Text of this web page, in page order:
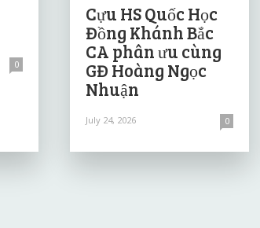
0
Cựu HS Quốc Học
Đồng Khánh Bắc
CA phân ưu cùng
GĐ Hoàng Ngọc
Nhuận
July 24, 2026 0